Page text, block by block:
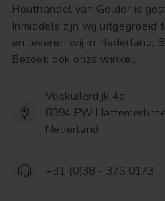
Houthandel van Gelder is
Inmiddels zijn wij
en leveren wij in Nederland,
Bezoek ook onze winkel.
Voskuilerdijk 4a
8094 PW
Nederland
+31 (0)38 - 376 0173